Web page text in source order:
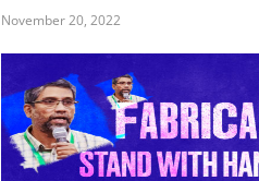
November 20, 2022